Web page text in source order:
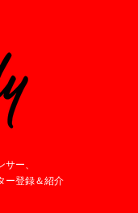
ー、
ー登録＆紹介